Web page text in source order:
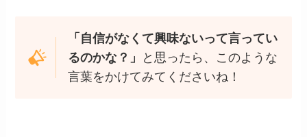
「自信がなくて興味ないって言ってい
るのかな？」
と思ったら、このような
言葉をかけてみてくださいね！